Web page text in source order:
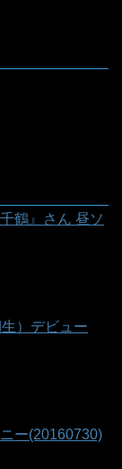
鶴』さん 昼ソ
）デビュー
ー(20160730)